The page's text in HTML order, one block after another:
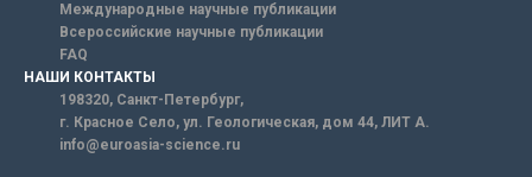
Международные научные публикации
Всероссийские научные публикации
FAQ
НАШИ КОНТАКТЫ
198320, Санкт-Петербург,
г. Красное Село, ул. Геологическая, дом 44, ЛИТ А.
info@euroasia-science.ru